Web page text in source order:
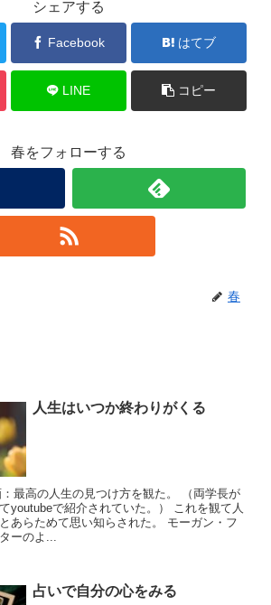
シェアする
Facebook はてブ
LINE コピー
春をフォローする
春
人生はいつか終わりがくる
最高の人生の見つけ方を観た。 （両学長が
youtubeで紹介されていた。） これを観て人
あらためて思い知らされた。 モーガン・フ
ーのよ...
占いで自分の心をみる